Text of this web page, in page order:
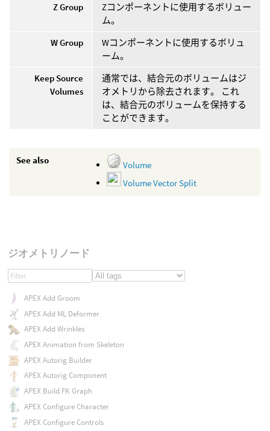
Z Group
Zコンポーネントに使用するボリュー
ム。
W Group
Wコンポーネントに使用するボリュ
ーム。
Keep Source
Volumes
通常では、結合元のボリュームはジ
オメトリから除去されます。 これ
は、結合元のボリュームを保持する
ことができます。
See also
Volume
Volume Vector Split
ジオメトリノード
APEX Add Groom
APEX Add ML Deformer
APEX Add Wrinkles
APEX Animation from Skeleton
APEX Autorig Builder
APEX Autorig Component
APEX Build FK Graph
APEX Configure Character
APEX Configure Controls